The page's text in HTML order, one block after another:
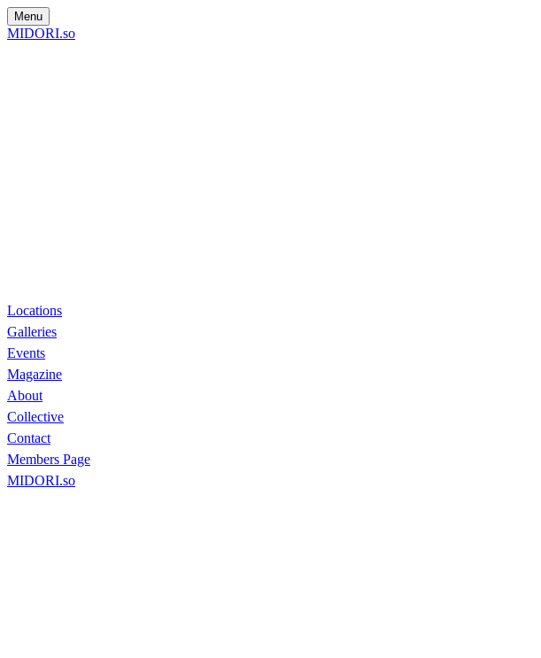
Menu
MIDORI.so
Locations
Galleries
Events
Magazine
About
Collective
Contact
Members Page
MIDORI.so